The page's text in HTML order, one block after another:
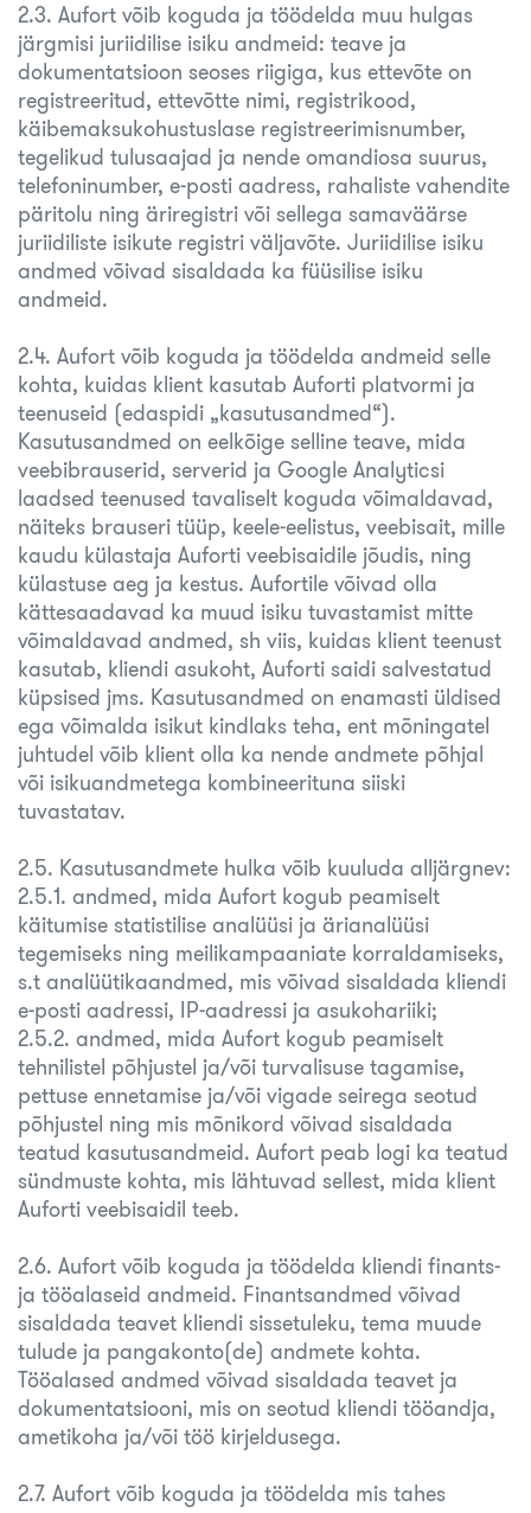
2.3. Aufort võib koguda ja töödelda muu hulgas
järgmisi juriidilise isiku andmeid: teave ja
dokumentatsioon seoses riigiga, kus ettevõte on
registreeritud, ettevõtte nimi, registrikood,
käibemaksukohustuslase registreerimisnumber,
tegelikud tulusaajad ja nende omandiosa suurus,
telefoninumber, e-posti aadress, rahaliste vahendite
päritolu ning äriregistri või sellega samaväärse
juriidiliste isikute registri väljavõte. Juriidilise isiku
andmed võivad sisaldada ka füüsilise isiku
andmeid.
2.4. Aufort võib koguda ja töödelda andmeid selle
kohta, kuidas klient kasutab Auforti platvormi ja
teenuseid (edaspidi „kasutusandmed“).
Kasutusandmed on eelkõige selline teave, mida
veebibrauserid, serverid ja Google Analyticsi
laadsed teenused tavaliselt koguda võimaldavad,
näiteks brauseri tüüp, keele-eelistus, veebisait, mille
kaudu külastaja Auforti veebisaidile jõudis, ning
külastuse aeg ja kestus. Aufortile võivad olla
kättesaadavad ka muud isiku tuvastamist mitte
võimaldavad andmed, sh viis, kuidas klient teenust
kasutab, kliendi asukoht, Auforti saidi salvestatud
küpsised jms. Kasutusandmed on enamasti üldised
ega võimalda isikut kindlaks teha, ent mõningatel
juhtudel võib klient olla ka nende andmete põhjal
või isikuandmetega kombineerituna siiski
tuvastatav.
2.5. Kasutusandmete hulka võib kuuluda alljärgnev:
2.5.1. andmed, mida Aufort kogub peamiselt
käitumise statistilise analüüsi ja ärianalüüsi
tegemiseks ning meilikampaaniate korraldamiseks,
s.t analüütikaandmed, mis võivad sisaldada kliendi
e-posti aadressi, IP-aadressi ja asukohariiki;
2.5.2. andmed, mida Aufort kogub peamiselt
tehnilistel põhjustel ja/või turvalisuse tagamise,
pettuse ennetamise ja/või vigade seirega seotud
põhjustel ning mis mõnikord võivad sisaldada
teatud kasutusandmeid. Aufort peab logi ka teatud
sündmuste kohta, mis lähtuvad sellest, mida klient
Auforti veebisaidil teeb.
2.6. Aufort võib koguda ja töödelda kliendi finants-
ja tööalaseid andmeid. Finantsandmed võivad
sisaldada teavet kliendi sissetuleku, tema muude
tulude ja pangakonto(de) andmete kohta.
Tööalased andmed võivad sisaldada teavet ja
dokumentatsiooni, mis on seotud kliendi tööandja,
ametikoha ja/või töö kirjeldusega.
2.7. Aufort võib koguda ja töödelda mis tahes